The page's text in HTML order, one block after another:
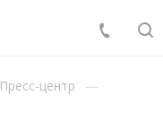
Пресс-центр